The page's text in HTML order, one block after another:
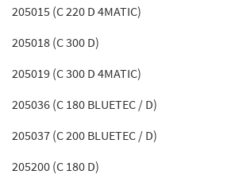
205015 (C 220 D 4MATIC)
205018 (C 300 D)
205019 (C 300 D 4MATIC)
205036 (C 180 BLUETEC / D)
205037 (C 200 BLUETEC / D)
205200 (C 180 D)